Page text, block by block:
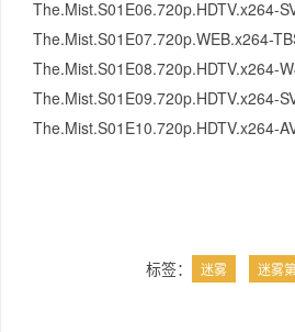
The.Mist.S01E06.720p.HDTV.x264-
The.Mist.S01E07.720p.WEB.x264-
The.Mist.S01E08.720p.HDTV.x264-
The.Mist.S01E09.720p.HDTV.x264-
The.Mist.S01E10.720p.HDTV.x264-
标签： 迷雾 迷雾